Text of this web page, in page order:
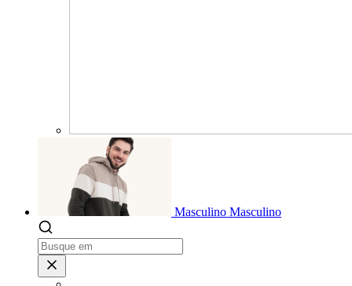
Masculino Masculino